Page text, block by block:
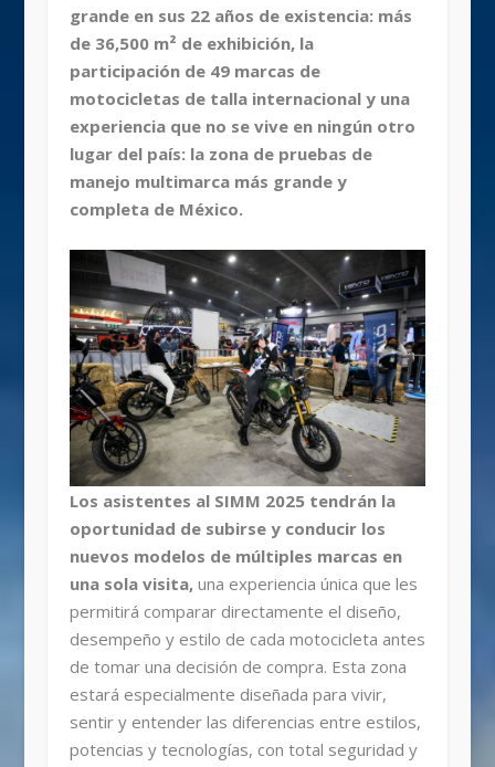
grande en sus 22 años de existencia: más
de 36,500 m² de exhibición, la
participación de 49 marcas de
motocicletas de talla internacional y una
experiencia que no se vive en ningún otro
lugar del país: la zona de pruebas de
manejo multimarca más grande y
completa de México.
Los asistentes al SIMM 2025 tendrán la
oportunidad de subirse y conducir los
nuevos modelos de múltiples marcas en
una sola visita,una experiencia única que les
permitirá comparar directamente el diseño,
desempeño y estilo de cada motocicleta antes
de tomar una decisión de compra. Esta zona
estará especialmente diseñada para vivir,
sentir y entender las diferencias entre estilos,
potencias y tecnologías, con total seguridad y